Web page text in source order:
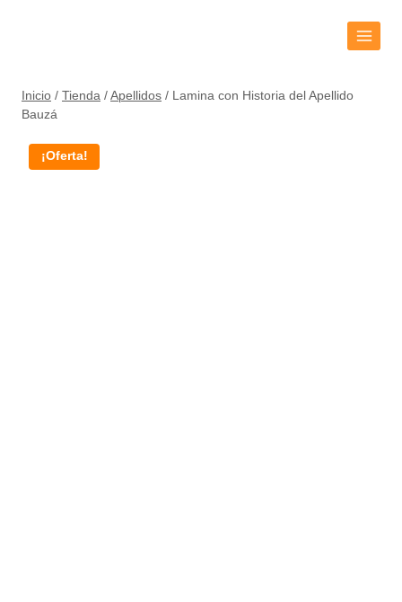
Inicio / Tienda / Apellidos / Lamina con Historia del Apellido
Bauzá
¡Oferta!